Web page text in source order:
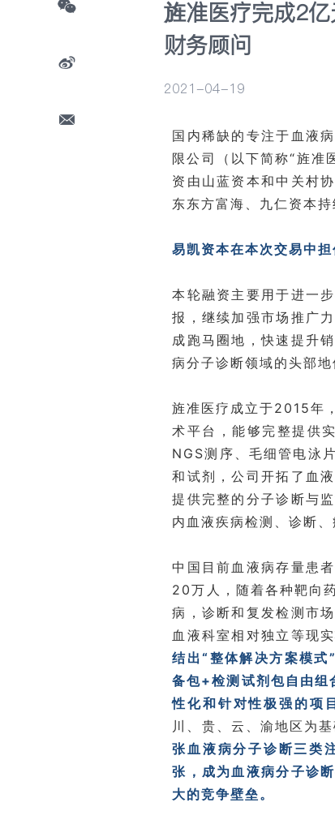
旌准医疗完成2
财务顾问
2021-04-19
国内稀缺的专注于血液
限公司（以下简称“旌准
资由山蓝资本和中关村
东东方富海、九仁资本持
易凯资本在本次交易中
本轮融资主要用于进一
报，继续加强市场推广
成跑马圈地，快速提升
病分子诊断领域的头部地
旌准医疗成立于2015年
术平台，能够完整提供
NGS测序、毛细管电泳
和试剂，公司开拓了血
提供完整的分子诊断与
内血液疾病检测、诊断
中国目前血液病存量患
20万人，随着各种靶向
病，诊断和复发检测市
血液科室相对独立等现
结出“整体解决方案模
备包+检测试剂包自由组
性化和针对性极强的项
川、贵、云、渝地区为
张血液病分子诊断三类
张，成为血液病分子诊
大的竞争壁垒。